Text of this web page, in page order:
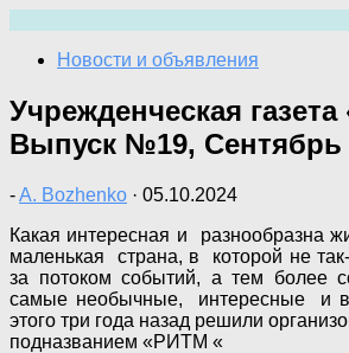
содержимому
Новости и объявления
Учрежденческая
Выпуск №19, Сентябрь
-A. Bozhenko · 05.10.2024
Какая интересная и разнообразна
маленькая страна, в которой не
за потоком событий, а тем более
самые необычные, интересные и
этого три года назад решили
подназванием «РИТМ «